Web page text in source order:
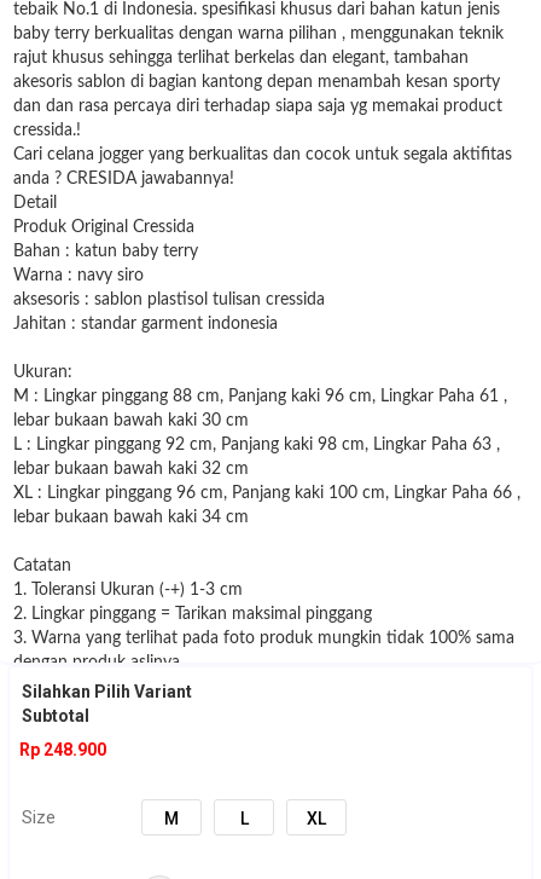
tebaik No.1 di Indonesia. spesifikasi khusus dari bahan katun jenis
baby terry berkualitas dengan warna pilihan , menggunakan teknik
rajut khusus sehingga terlihat berkelas dan elegant, tambahan
akesoris sablon di bagian kantong depan menambah kesan sporty
dan dan rasa percaya diri terhadap siapa saja yg memakai product
cressida.!
Cari celana jogger yang berkualitas dan cocok untuk segala aktifitas
anda ? CRESIDA jawabannya!
Detail
Produk Original Cressida
Bahan : katun baby terry
Warna : navy siro
aksesoris : sablon plastisol tulisan cressida
Jahitan : standar garment indonesia
Ukuran:
M : Lingkar pinggang 88 cm, Panjang kaki 96 cm, Lingkar Paha 61 ,
lebar bukaan bawah kaki 30 cm
L : Lingkar pinggang 92 cm, Panjang kaki 98 cm, Lingkar Paha 63 ,
lebar bukaan bawah kaki 32 cm
XL : Lingkar pinggang 96 cm, Panjang kaki 100 cm, Lingkar Paha 66 ,
lebar bukaan bawah kaki 34 cm
Catatan
1. Toleransi Ukuran (-+) 1-3 cm
2. Lingkar pinggang = Tarikan maksimal pinggang
3. Warna yang terlihat pada foto produk mungkin tidak 100% sama
dengan produk aslinya
dikarenakan faktor cahaya pada pengamblian gambar ataupun pada
kondisi gadget
4. Disarankan sebelum order check stock dulu ke admin :)
Silahkan Pilih Variant
Subtotal
Rp 248.900
Size M L XL